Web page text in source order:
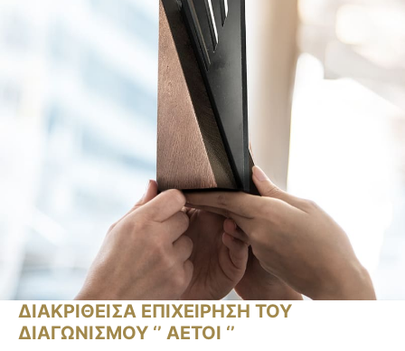
ΔΙΑΚΡΙΘΕΙΣΑ ΕΠΙΧΕΙΡΗΣΗ ΤΟΥ
ΔΙΑΓΩΝΙΣΜΟΥ ‘’ ΑΕΤΟΙ ‘’